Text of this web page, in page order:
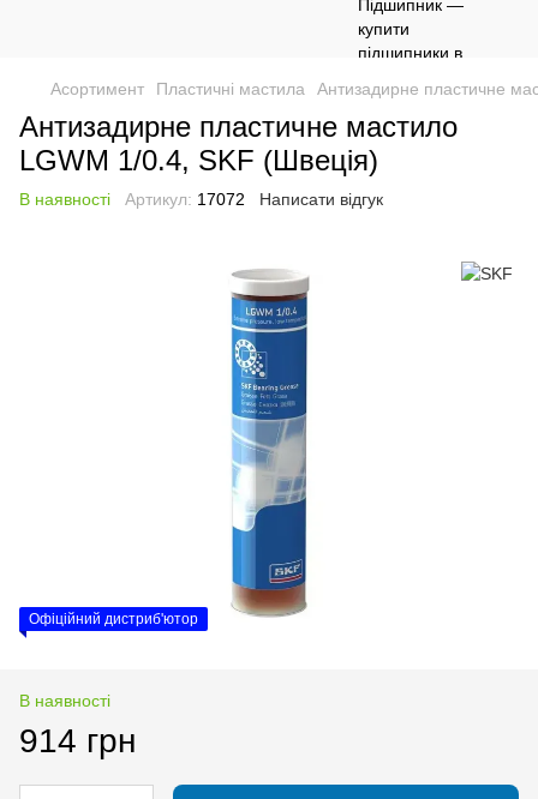
Асортимент Пластичні мастила Антизадирне пластичне
Антизадирне пластичне мастило
LGWM 1/0.4, SKF (Швеція)
В наявності Артикул: 17072 Написати відгук
Офіційний дистриб'ютор
В наявності
914 грн